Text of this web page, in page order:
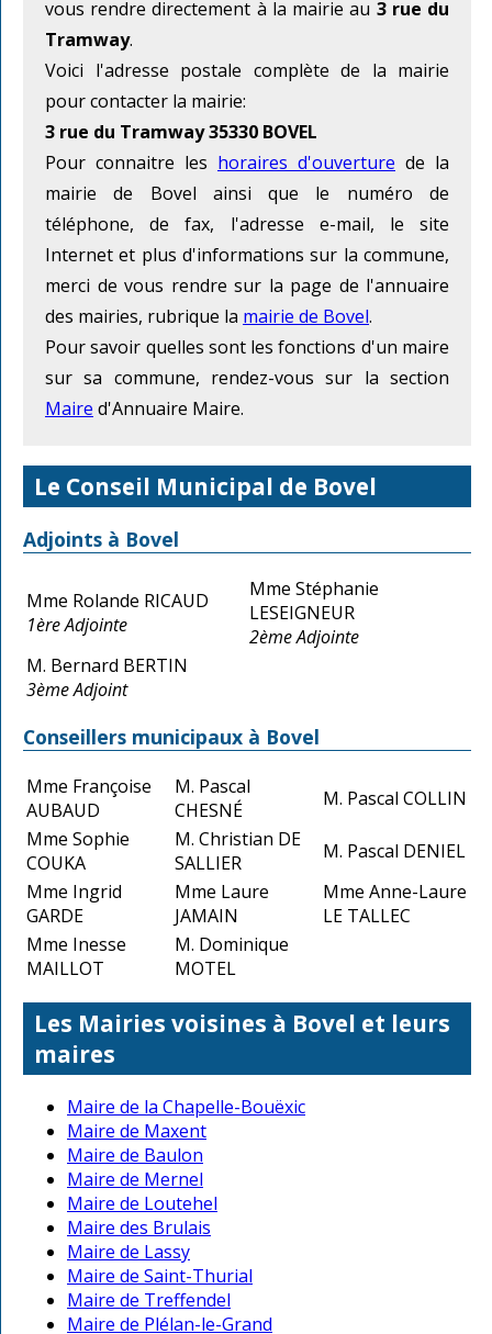
vous rendre directement à la mairie au 3 rue du
Tramway.
Voici l'adresse postale complète de la mairie
pour contacter la mairie:
3 rue du Tramway 35330 BOVEL
Pour connaitre les horaires d'ouverture de la
mairie de Bovel ainsi que le numéro de
téléphone, de fax, l'adresse e-mail, le site
Internet et plus d'informations sur la commune,
merci de vous rendre sur la page de l'annuaire
des mairies, rubrique la mairie de Bovel.
Pour savoir quelles sont les fonctions d'un maire
sur sa commune, rendez-vous sur la section
Maire d'Annuaire Maire.
Le Conseil Municipal de Bovel
Adjoints à Bovel
Mme Rolande RICAUD
1ère Adjointe
Mme Stéphanie
LESEIGNEUR
2ème Adjointe
M. Bernard BERTIN
3ème Adjoint
Conseillers municipaux à Bovel
Mme Françoise
AUBAUD
M. Pascal
CHESNÉ
M. Pascal COLLIN
Mme Sophie
COUKA
M. Christian DE
SALLIER
M. Pascal DENIEL
Mme Ingrid
GARDE
Mme Laure
JAMAIN
Mme Anne-Laure
LE TALLEC
Mme Inesse
MAILLOT
M. Dominique
MOTEL
Les Mairies voisines à Bovel et leurs
maires
Maire de la Chapelle-Bouëxic
Maire de Maxent
Maire de Baulon
Maire de Mernel
Maire de Loutehel
Maire des Brulais
Maire de Lassy
Maire de Saint-Thurial
Maire de Treffendel
Maire de Plélan-le-Grand